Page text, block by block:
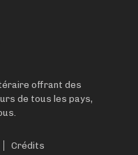
offrant des
de tous les pays,
Crédits